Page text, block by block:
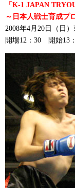
「K-1 JAPAN
～日本人戦士育成プ
2008年4月20日（日
開場12：30 開始13